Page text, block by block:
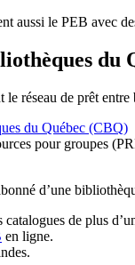
aussi le PEB avec
du
réseau de prêt
du Québec (CBQ)
pour groupes
d’une
de plus
en ligne.